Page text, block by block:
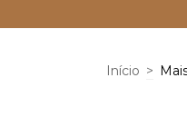
Início >